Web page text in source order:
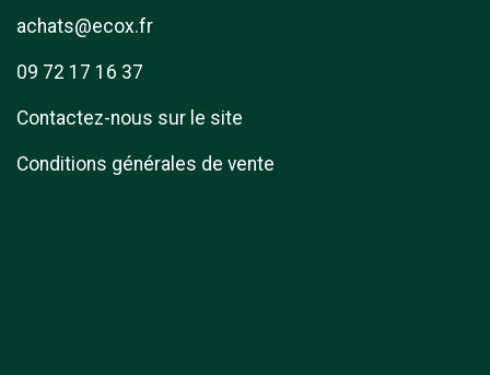
achats@ecox.fr
09 72 17 16 37
Contactez-nous sur le site
Conditions générales de vente